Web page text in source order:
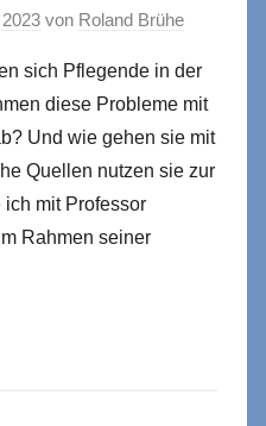
von Roland Brühe
sich Pflegende in der
diese Probleme mit
Und wie gehen sie mit
Quellen nutzen sie zur
mit Professor
Rahmen seiner